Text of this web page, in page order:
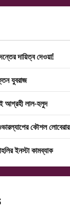
দায়িত্ব দেওয়া!
যুবরাজ
আগ্রহী লাল-হলুদ
কৌশল লোবেরার
ইনস্টা কামব্যাক